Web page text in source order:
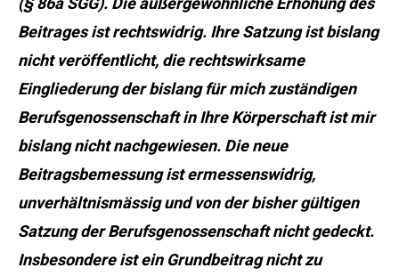
Beitrages ist rechtswidrig. Ihre Satzung ist bislang
nicht veröffentlicht, die rechtswirksame
Eingliederung der bislang für mich zuständigen
Berufsgenossenschaft in Ihre Körperschaft ist mir
bislang nicht nachgewiesen. Die neue
Beitragsbemessung ist ermessenswidrig,
unverhältnismässig und von der bisher gültigen
Satzung der Berufsgenossenschaft nicht gedeckt.
Insbesondere ist ein Grundbeitrag nicht zu